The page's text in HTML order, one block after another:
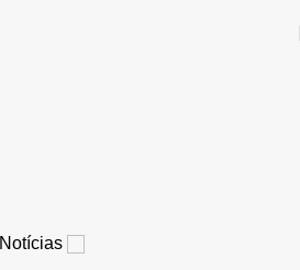
Notícias